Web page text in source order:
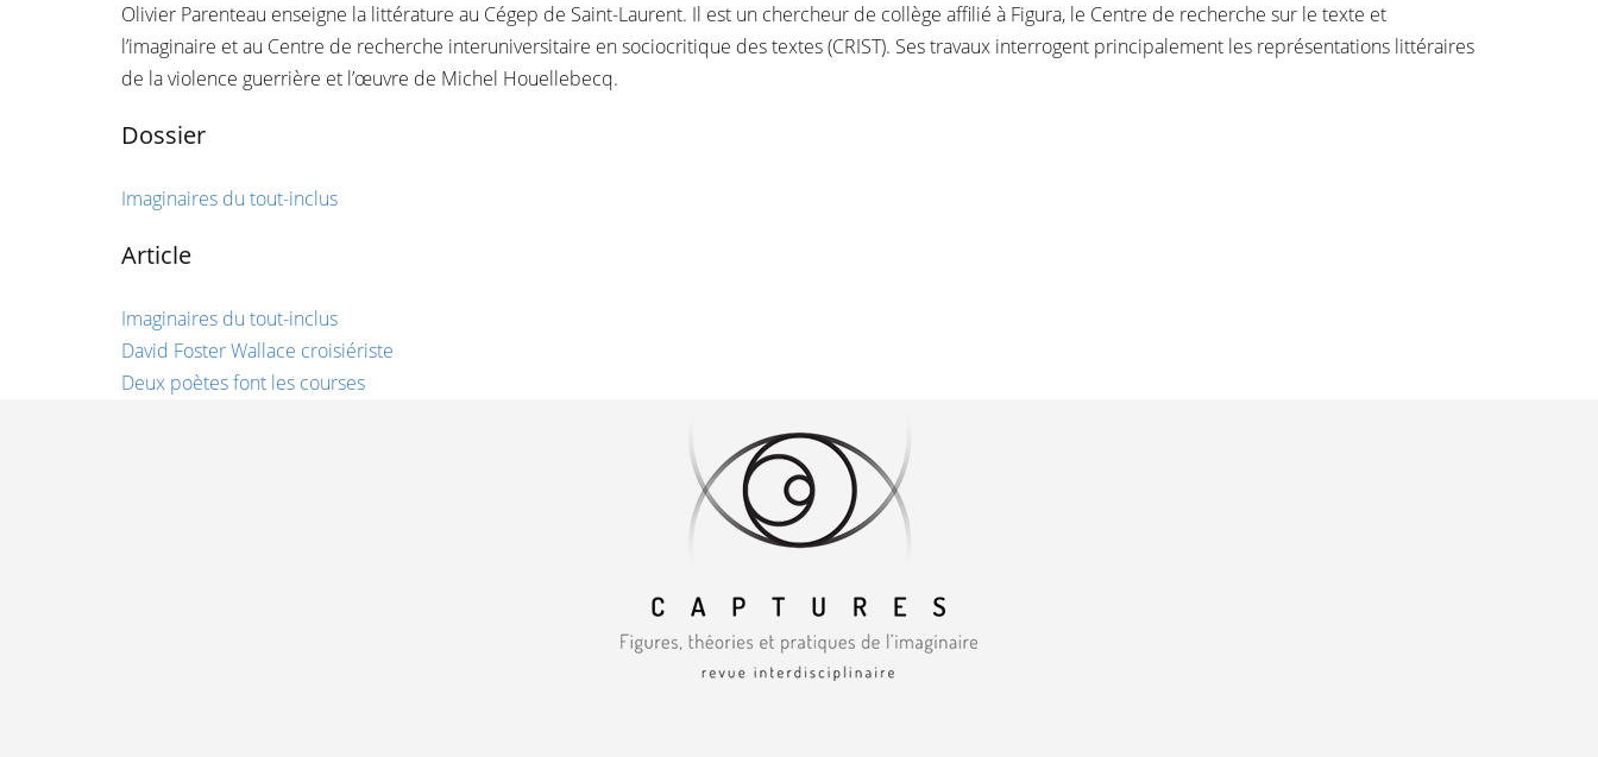
Olivier Parenteau enseigne la littérature au Cégep de Saint-Laurent. Il est un chercheur de collège affilié à Figura, le Centre de recherche sur le texte et
l’imaginaire et au Centre de recherche interuniversitaire en sociocritique des textes (CRIST). Ses travaux interrogent principalement les représentations littéraires
de la violence guerrière et l’œuvre de Michel Houellebecq.
Dossier
Imaginaires du tout-inclus
Article
Imaginaires du tout-inclus
David Foster Wallace croisiériste
Deux poètes font les courses